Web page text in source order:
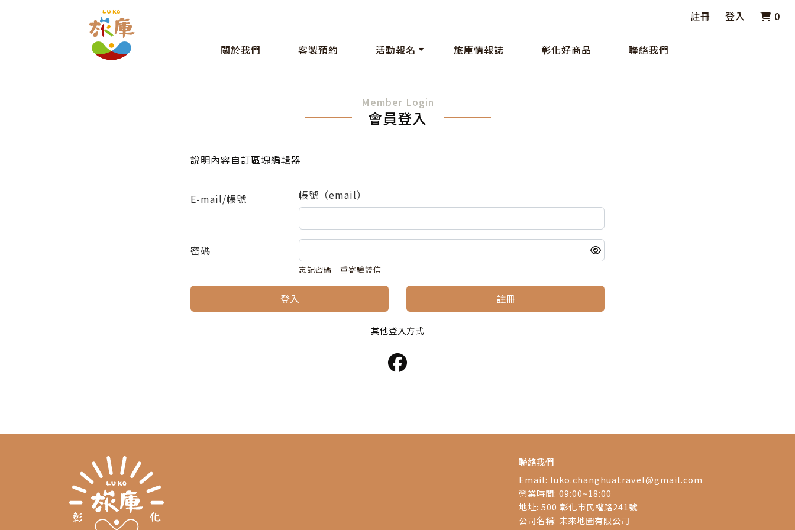
註冊 登入 0
關於我們 客製預約 活動報名 旅庫情報誌 彰化好商品 聯絡我們
Member Login
會員登入
說明內容自訂區塊編輯器
E-mail/帳號 帳號（email）
密碼
忘記密碼 重寄驗證信
登入 註冊
聯絡我們
Email: luko.changhuatravel@gmail.com
營業時間: 09:00~18:00
地址: 500 彰化市民權路241號
公司名稱: 未來地圖有限公司